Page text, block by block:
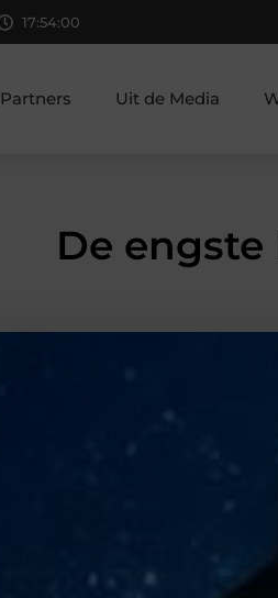
17:54:01
Partners Uit de Media
De